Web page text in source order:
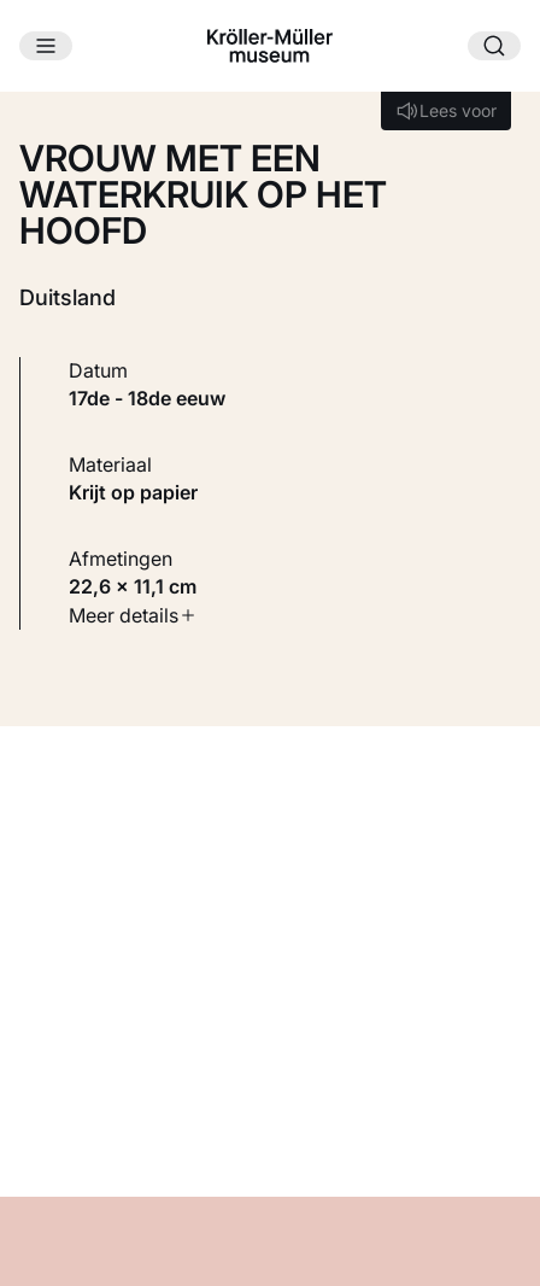
Ga naar hoofdinhoud
Lees voor
Lees voor
VROUW MET EEN
WATERKRUIK OP HET
HOOFD
Duitsland
Datum
17de - 18de eeuw
Materiaal
Krijt op papier
Afmetingen
22,6 × 11,1 cm
Soort werk
Meer details